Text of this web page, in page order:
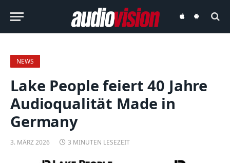
audiovisionaudiovision
NEWS
Lake People feiert 40 Jahre
Audioqualität Made in
Germany
3. MÄRZ 2026 3 MINUTEN LESEZEIT